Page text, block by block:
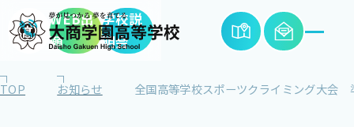
WEB出
願
学校説
明会
TOP お知らせ 全国高等学校スポーツクライミング大会